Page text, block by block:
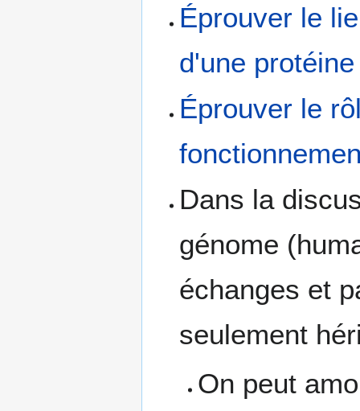
Éprouver le
d'une protéine
Éprouver le
Dans la
génome
échanges et
seulement
On peut